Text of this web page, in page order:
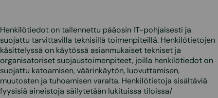
Henkilötiedot on tallennettu pääosin IT-pohjaisesti ja
suojattu tarvittavilla teknisillä toimenpiteillä. Henkilötietojen
käsittelyssä on käytössä asianmukaiset tekniset ja
organisatoriset suojaustoimenpiteet, joilla henkilötiedot on
suojattu katoamisen, väärinkäytön, luovuttamisen,
muutosten ja tuhoamisen varalta. Henkilötietoja sisältäviä
fyysisiä aineistoja säilytetään lukituissa tiloissa/